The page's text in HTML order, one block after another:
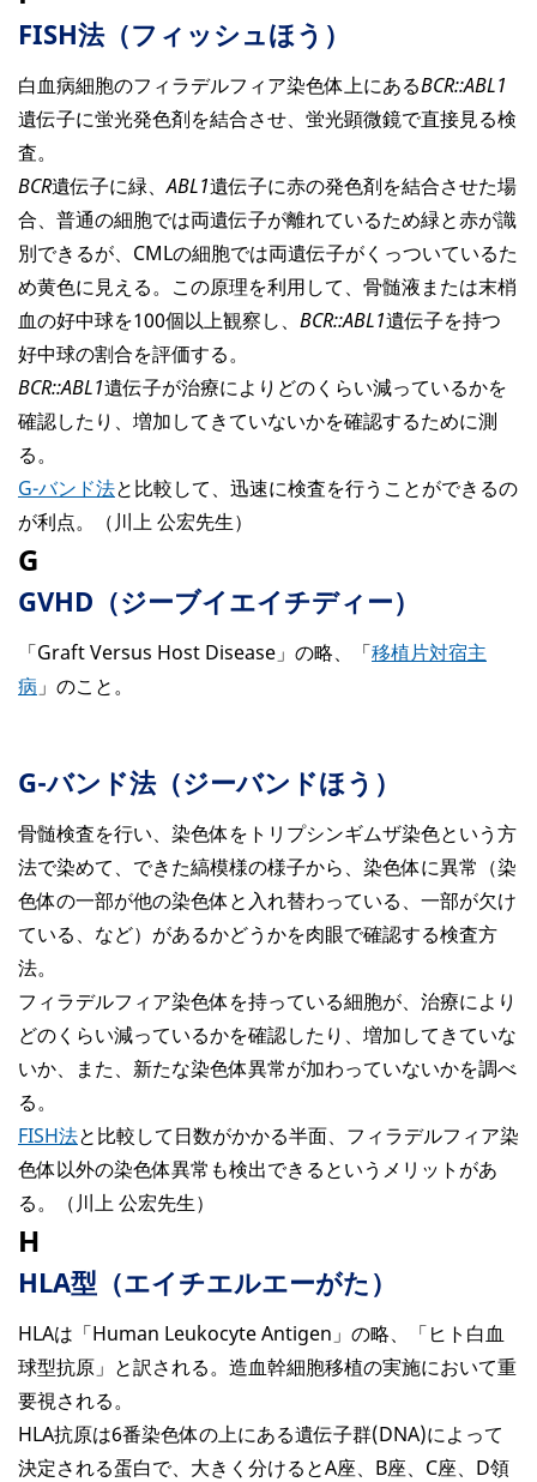
FISH法（フィッシュほう）
白血病細胞のフィラデルフィア染色体上にあるBCR::ABL1
遺伝子に蛍光発色剤を結合させ、蛍光顕微鏡で直接見る検
査。
BCR遺伝子に緑、ABL1遺伝子に赤の発色剤を結合させた場
合、普通の細胞では両遺伝子が離れているため緑と赤が識
別できるが、CMLの細胞では両遺伝子がくっついているた
め黄色に見える。この原理を利用して、骨髄液または末梢
血の好中球を100個以上観察し、 BCR::ABL1遺伝子を持つ
好中球の割合を評価する。
BCR::ABL1遺伝子が治療によりどのくらい減っているかを
確認したり、増加してきていないかを確認するために測
る。
G-バンド法と比較して、迅速に検査を行うことができるの
が利点。（川上 公宏先生）
G
GVHD（ジーブイエイチディー）
「Graft Versus Host Disease」の略、「移植片対宿主
病 」のこと。
G-バンド法（ジーバンドほう）
骨髄検査を行い、染色体をトリプシンギムザ染色という方
法で染めて、できた縞模様の様子から、染色体に異常（染
色体の一部が他の染色体と入れ替わっている、一部が欠け
ている、など）があるかどうかを肉眼で確認する検査方
法。
フィラデルフィア染色体を持っている細胞が、治療により
どのくらい減っているかを確認したり、増加してきていな
いか、また、新たな染色体異常が加わっていないかを調べ
る。
FISH法と比較して日数がかかる半面、フィラデルフィア染
色体以外の染色体異常も検出できるというメリットがあ
る。（川上 公宏先生）
H
HLA型（エイチエルエーがた）
HLAは「Human Leukocyte Antigen」の略、「ヒト白血
球型抗原」と訳される。造血幹細胞移植の実施において重
要視される。
HLA抗原は6番染色体の上にある遺伝子群(DNA)によって
決定される蛋白で、大きく分けるとA座、B座、C座、D領